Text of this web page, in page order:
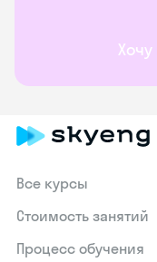
Все курсы
Стоимость занятий
Процесс обучения